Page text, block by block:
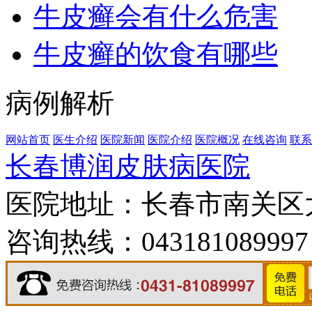
牛皮癣会有什么危害
牛皮癣的饮食有哪些
病例解析
网站首页 医生介绍 医院新闻 医院介绍 医院概况 在线咨询 联
长春博润皮肤病医院
医院地址：长春市南关
咨询热线：043181089997